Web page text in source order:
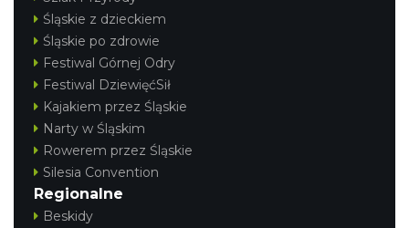
Śląskie z dzieckiem
Śląskie po zdrowie
Festiwal Górnej Odry
Festiwal DziewięćSił
Kajakiem przez Śląskie
Narty w Śląskim
Rowerem przez Śląskie
Silesia Convention
Regionalne
Beskidy